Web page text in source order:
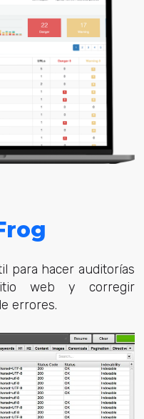
para hacer auditorías
web y corregir
errores.